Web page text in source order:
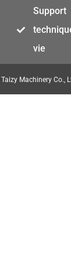
Support
vie
Machinery Co.,